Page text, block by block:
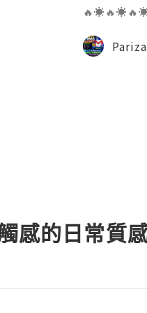
ail.com
s one of
感的日常質